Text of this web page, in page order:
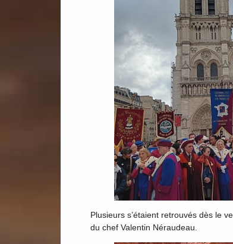
Plusieurs s’étaient retrouvés dès le
du chef Valentin Néraudeau.